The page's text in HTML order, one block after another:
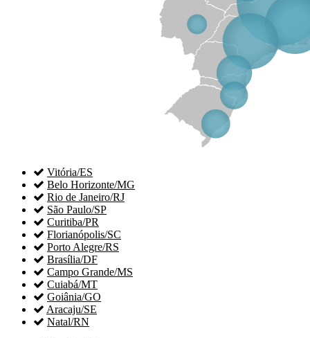
 Vitória/ES
 Belo Horizonte/MG
 Rio de Janeiro/RJ
 São Paulo/SP
 Curitiba/PR
 Florianópolis/SC
 Porto Alegre/RS
 Brasília/DF
 Campo Grande/MS
 Cuiabá/MT
 Goiânia/GO
 Aracaju/SE
 Natal/RN